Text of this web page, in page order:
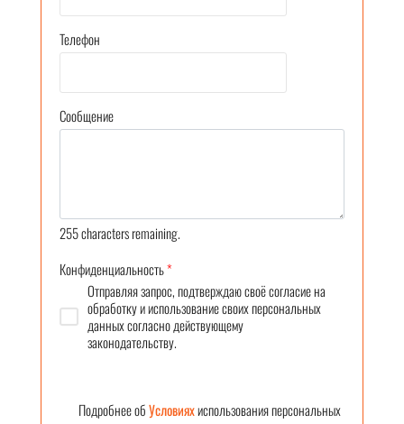
Телефон
Сообщение
255characters remaining.
Конфиденциальность*
Отправляя запрос, подтверждаю своё согласие на
обработку и использование своих персональных
данных согласно действующему
законодательству.
Подробнее обУсловияхиспользования персональных